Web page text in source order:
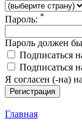
Пароль: *
Пароль должен
Подписаться
Подписаться
Я согласен (-на) на
Главная